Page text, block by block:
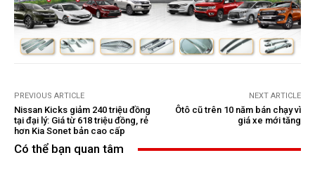
PREVIOUS ARTICLE
Nissan Kicks giảm 240 triệu đồng
tại đại lý: Giá từ 618 triệu đồng, rẻ
hơn Kia Sonet bản cao cấp
NEXT ARTICLE
Ôtô cũ trên 10 năm bán chạy vì
giá xe mới tăng
Có thể bạn quan tâm